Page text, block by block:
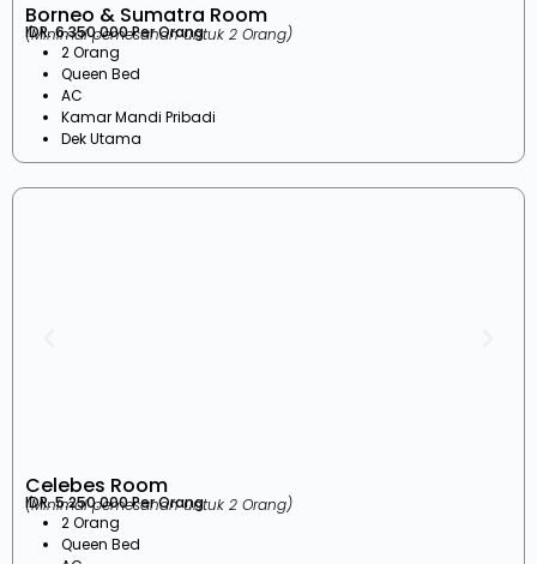
Borneo & Sumatra Room
IDR. 6.350.000 Per Orang
(Minimal pemesanan untuk 2 Orang)
2 Orang
Queen Bed
AC
Kamar Mandi Pribadi
Dek Utama
Celebes Room
IDR. 5.250.000 Per Orang
(Minimal pemesanan untuk 2 Orang)
2 Orang
Queen Bed